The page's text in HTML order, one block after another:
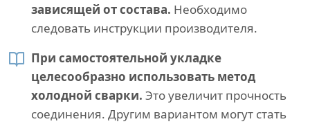
зависящей от состава. Необходимо
следовать инструкции производителя.
При самостоятельной укладке
целесообразно использовать метод
холодной сварки. Это увеличит прочность
соединения. Другим вариантом могут стать